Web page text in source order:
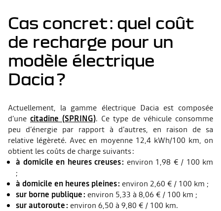
Cas concret : quel coût
de recharge pour un
modèle électrique
Dacia ?
Actuellement, la gamme électrique Dacia est composée
d’une citadine (SPRING). Ce type de véhicule consomme
peu d’énergie par rapport à d’autres, en raison de sa
relative légèreté. Avec en moyenne 12,4 kWh/100 km, on
obtient les coûts de charge suivants :
à domicile en heures creuses : environ 1,98 € / 100 km
;
à domicile en heures pleines : environ 2,60 € / 100 km ;
sur borne publique : environ 5,33 à 8,06 € / 100 km ;
sur autoroute : environ 6,50 à 9,80 € / 100 km.